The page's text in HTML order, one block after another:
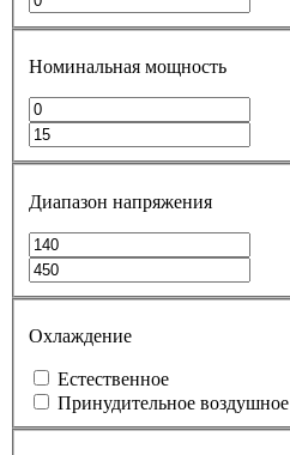
Номинальная мощность
Диапазон напряжения
Охлаждение
Естественное
Принудительное воздушное